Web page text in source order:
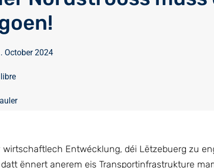
October 2024
Entwécklung, déi Lëtzebuerg zu
ënnert anerem eis Transportinfrastrukture